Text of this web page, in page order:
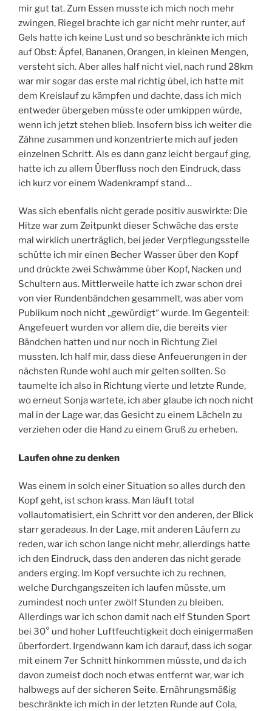
mir gut tat. Zum Essen musste ich mich noch mehr
zwingen, Riegel brachte ich gar nicht mehr runter, auf
Gels hatte ich keine Lust und so beschränkte ich mich
auf Obst: Äpfel, Bananen, Orangen, in kleinen Mengen,
versteht sich. Aber alles half nicht viel, nach rund 28km
war mir sogar das erste mal richtig übel, ich hatte mit
dem Kreislauf zu kämpfen und dachte, dass ich mich
entweder übergeben müsste oder umkippen würde,
wenn ich jetzt stehen blieb. Insofern biss ich weiter die
Zähne zusammen und konzentrierte mich auf jeden
einzelnen Schritt. Als es dann ganz leicht bergauf ging,
hatte ich zu allem Überfluss noch den Eindruck, dass
ich kurz vor einem Wadenkrampf stand…
Was sich ebenfalls nicht gerade positiv auswirkte: Die
Hitze war zum Zeitpunkt dieser Schwäche das erste
mal wirklich unerträglich, bei jeder Verpflegungsstelle
schütte ich mir einen Becher Wasser über den Kopf
und drückte zwei Schwämme über Kopf, Nacken und
Schultern aus. Mittlerweile hatte ich zwar schon drei
von vier Rundenbändchen gesammelt, was aber vom
Publikum noch nicht „gewürdigt“ wurde. Im Gegenteil:
Angefeuert wurden vor allem die, die bereits vier
Bändchen hatten und nur noch in Richtung Ziel
mussten. Ich half mir, dass diese Anfeuerungen in der
nächsten Runde wohl auch mir gelten sollten. So
taumelte ich also in Richtung vierte und letzte Runde,
wo erneut Sonja wartete, ich aber glaube ich noch nicht
mal in der Lage war, das Gesicht zu einem Lächeln zu
verziehen oder die Hand zu einem Gruß zu erheben.
Laufen ohne zu denken
Was einem in solch einer Situation so alles durch den
Kopf geht, ist schon krass. Man läuft total
vollautomatisiert, ein Schritt vor den anderen, der Blick
starr geradeaus. In der Lage, mit anderen Läufern zu
reden, war ich schon lange nicht mehr, allerdings hatte
ich den Eindruck, dass den anderen das nicht gerade
anders erging. Im Kopf versuchte ich zu rechnen,
welche Durchgangszeiten ich laufen müsste, um
zumindest noch unter zwölf Stunden zu bleiben.
Allerdings war ich schon damit nach elf Stunden Sport
bei 30° und hoher Luftfeuchtigkeit doch einigermaßen
überfordert. Irgendwann kam ich darauf, dass ich sogar
mit einem 7er Schnitt hinkommen müsste, und da ich
davon zumeist doch noch etwas entfernt war, war ich
halbwegs auf der sicheren Seite. Ernährungsmäßig
beschränkte ich mich in der letzten Runde auf Cola,